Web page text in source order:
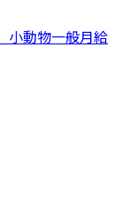
小動物一般月給